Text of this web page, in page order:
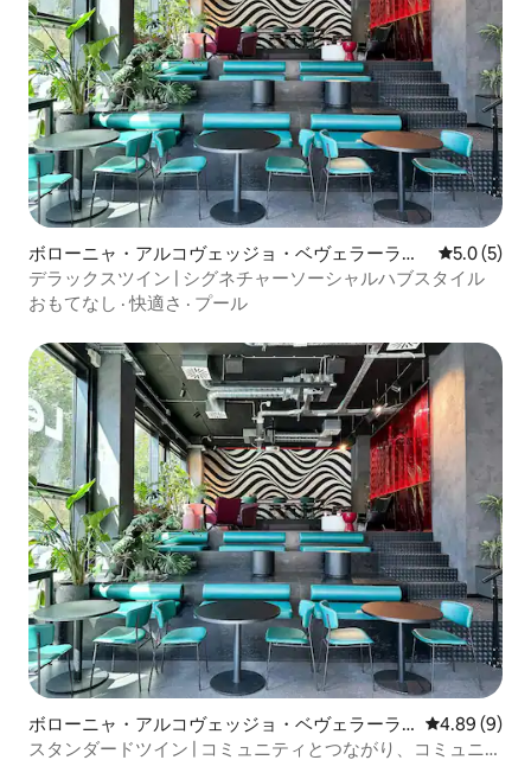
ボローニャ・アルコヴェッジョ・ベヴェラーラの
ホテル客室
レビュー5
5.0 (5)
デラックスツイン | シグネチャーソーシャルハブスタイル
おもてなし ·快適さ · プール
ボローニャ・アルコヴェッジョ・ベヴェラーラ
のホテル客室
レビュー9件
4.89 (9)
スタンダードツイン | コミュニティとつながり、コミュニテ